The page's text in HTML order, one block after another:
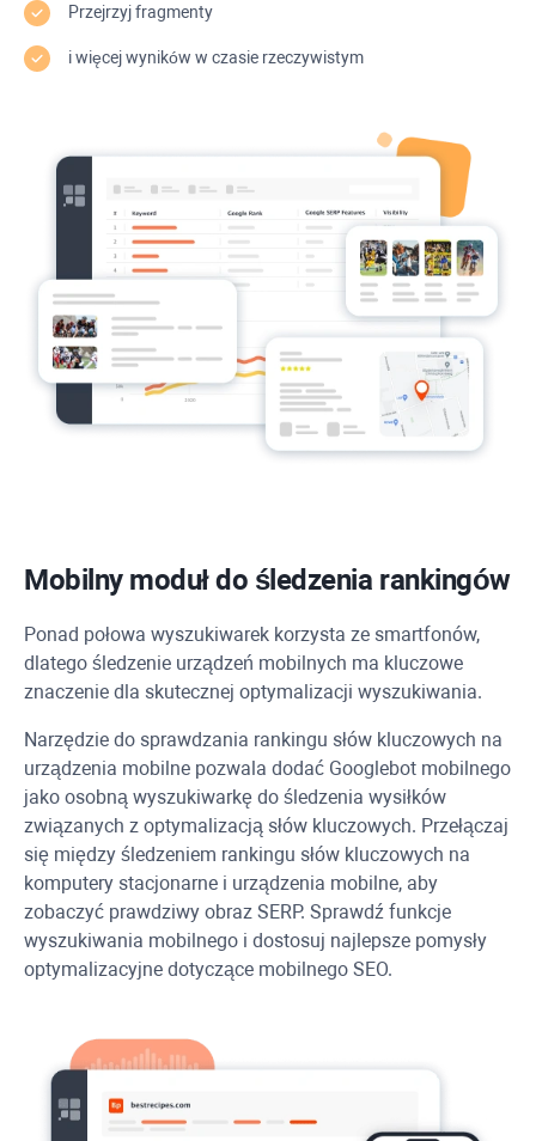
Przejrzyj fragmenty
i więcej wyników w czasie rzeczywistym
Mobilny moduł do śledzenia rankingów
Ponad połowa wyszukiwarek korzysta ze smartfonów,
dlatego śledzenie urządzeń mobilnych ma kluczowe
znaczenie dla skutecznej optymalizacji wyszukiwania.
Narzędzie do sprawdzania rankingu słów kluczowych na
urządzenia mobilne pozwala dodać Googlebot mobilnego
jako osobną wyszukiwarkę do śledzenia wysiłków
związanych z optymalizacją słów kluczowych. Przełączaj
się między śledzeniem rankingu słów kluczowych na
komputery stacjonarne i urządzenia mobilne, aby
zobaczyć prawdziwy obraz SERP. Sprawdź funkcje
wyszukiwania mobilnego i dostosuj najlepsze pomysły
optymalizacyjne dotyczące mobilnego SEO.